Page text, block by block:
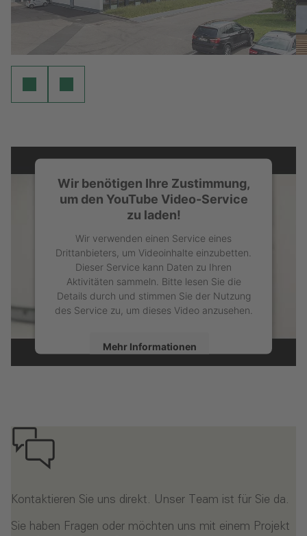
Wir benötigen Ihre Zustimmung,
um den YouTube Video-Service
zu laden!
Wir verwenden einen Service eines
Drittanbieters, um Videoinhalte einzubetten.
Dieser Service kann Daten zu Ihren
Aktivitäten sammeln. Bitte lesen Sie die
Details durch und stimmen Sie der Nutzung
des Service zu, um dieses Video anzusehen.
Mehr Informationen
Kontaktieren Sie uns direkt. Unser Team ist für Sie da.
Sie haben Fragen oder möchten uns mit einem Projekt